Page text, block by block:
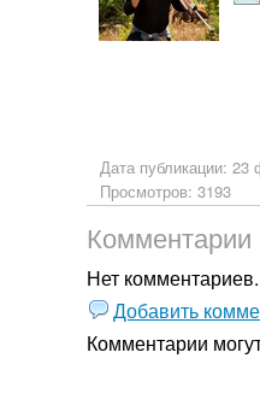
Дата публикации: 23
Просмотров: 3193
Комментарии
Нет
Добавить
Комментарии